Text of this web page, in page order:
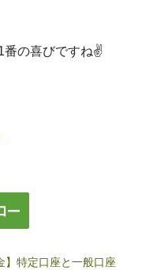
番の喜びですね✌️
】特定口座と一般口座